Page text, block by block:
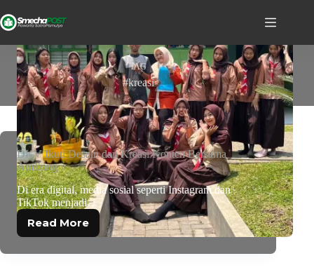
TAG
#kreasi
DKV Ikuti Desain dan Kreasi Konten Bersama
Amazing
Di era digital, media sosial seperti Instagram dan
TikTok menjadi…
Read More